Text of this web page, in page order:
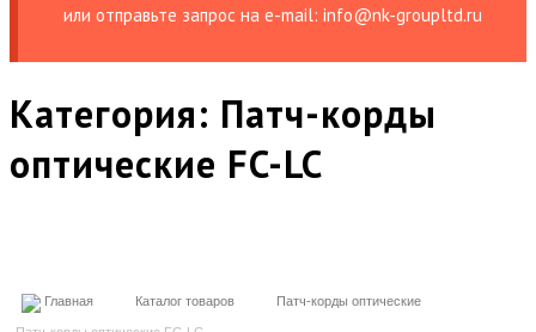
или отправьте запрос на е-mail: info@nk-groupltd.ru
Категория: Патч-корды
оптические FC-LC
Главная Каталог товаров Патч-корды оптические